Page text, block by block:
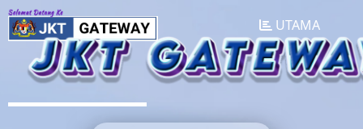
UTAMA